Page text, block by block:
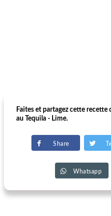
Faites et partagez cette
au Tequila - Lime.
Share
Whatsapp